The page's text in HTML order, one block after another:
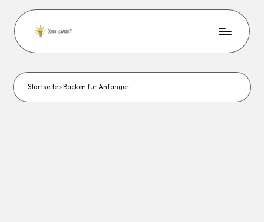
Startseite» Backen für Anfänger